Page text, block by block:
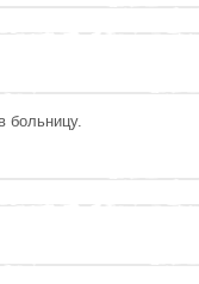
больницу.